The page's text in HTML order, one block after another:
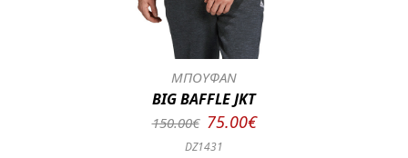
ΜΠΟΥΦΑΝ
BIG BAFFLE JKT
150.00€ 75.00€
DZ1431